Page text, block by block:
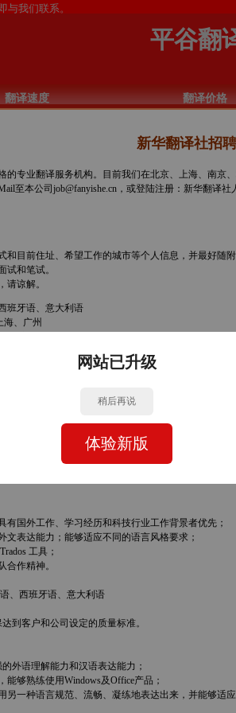
平谷翻
翻译速度 翻译价格
新华翻译社招
专业翻译服务机构。目前我们在北京、上海、南京
至本公司job@fanyishe.cn，或登陆注册：新华翻译
目前住址、希望工作的城市等个人信息，并最好随附
和笔试。
谅解。
班牙语、意大利语
、广州
设定的质量标准。负责电子文档的翻译、校对以及格
、自动化、电子等），或有参与大型翻译项目的经历
一种语言规范、流畅、凝练地表达出来，并且能够
具有较强的学习和接受新知识的能力以及钻研精神；
良好的沟通能力、优秀的职业素养，具有团队合作精
、西班牙语、意大利语
国外工作、学习经历和科技行业工作背景者优先；
表达能力；能够适应不同的语言风格要求；
工具；
作精神。
、西班牙语、意大利语
到客户和公司设定的质量标准。
外语理解能力和汉语表达能力；
够熟练使用Windows及Office产品；
一种语言规范、流畅、凝练地表达出来，并能够适应
网站已升级
稍后再说
体验新版